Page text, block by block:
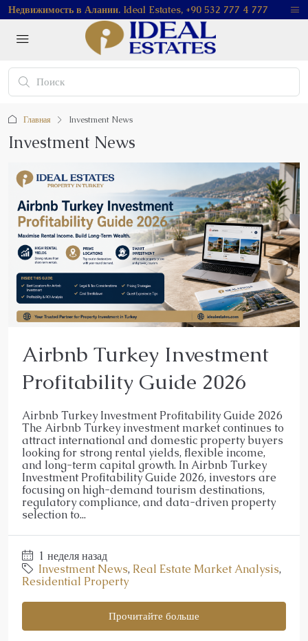
Недвижимость в Алании. Ideal Estates, +90 532 777 4 777
Главная Investment News
Investment News
Airbnb Turkey Investment
Profitability Guide 2026
Airbnb Turkey Investment Profitability Guide 2026
The Airbnb Turkey investment market continues to
attract international and domestic property buyers
looking for strong rental yields, flexible income,
and long-term capital growth. In Airbnb Turkey
Investment Profitability Guide 2026, investors are
focusing on high-demand tourism destinations,
regulatory compliance, and data-driven property
selection to...
1 неделя назад
Investment News, Real Estate Market Analysis,
Residential Property
Прочитайте больше